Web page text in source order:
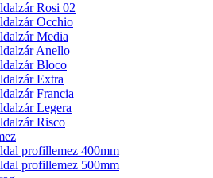
Rosi 02
Occhio
Media
Anello
Bloco
Extra
Francia
Legera
Risco
profillemez 400mm
profillemez 500mm